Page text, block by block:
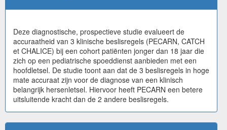
Deze diagnostische, prospectieve studie evalueert de
accuraatheid van 3 klinische beslisregels (PECARN, CATCH
et CHALICE) bij een cohort patiënten jonger dan 18 jaar die
zich op een pediatrische spoeddienst aanbieden met een
hoofdletsel. De studie toont aan dat de 3 beslisregels in hoge
mate accuraat zijn voor de diagnose van een klinisch
belangrijk hersenletsel. Hiervoor heeft PECARN een betere
uitsluitende kracht dan de 2 andere beslisregels.